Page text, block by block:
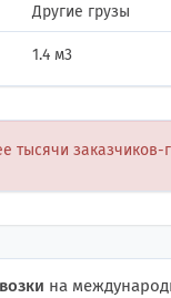
Другие грузы
1.4 м3
тысячи
на